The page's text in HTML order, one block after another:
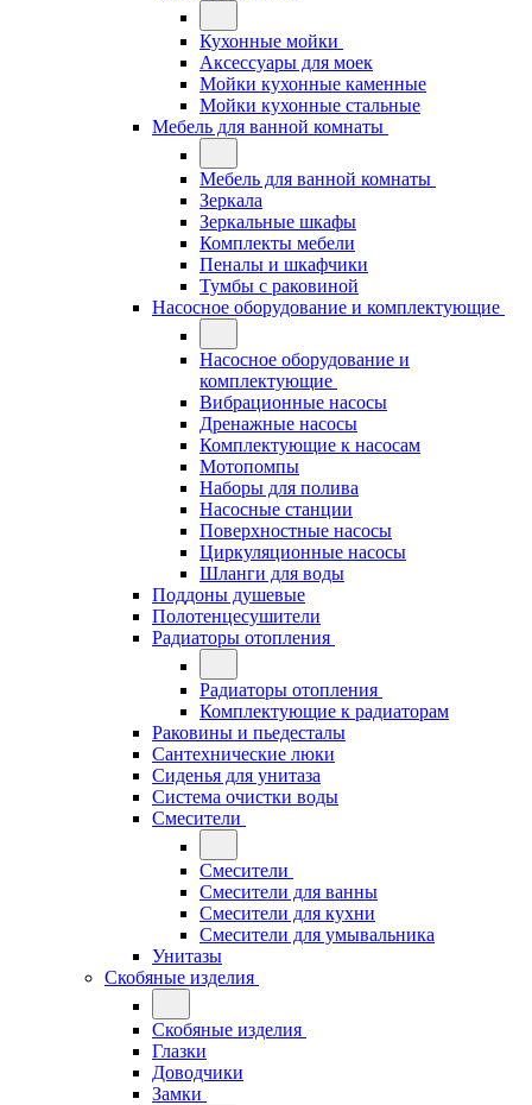
Кухонные мойки
Аксессуары для моек
Мойки кухонные каменные
Мойки кухонные стальные
Мебель для ванной комнаты
Мебель для ванной комнаты
Зеркала
Зеркальные шкафы
Комплекты мебели
Пеналы и шкафчики
Тумбы с раковиной
Насосное оборудование и комплектующие
Насосное оборудование и
комплектующие
Вибрационные насосы
Дренажные насосы
Комплектующие к насосам
Мотопомпы
Наборы для полива
Насосные станции
Поверхностные насосы
Циркуляционные насосы
Шланги для воды
Поддоны душевые
Полотенцесушители
Радиаторы отопления
Радиаторы отопления
Комплектующие к радиаторам
Раковины и пьедесталы
Сантехнические люки
Сиденья для унитаза
Система очистки воды
Смесители
Смесители
Смесители для ванны
Смесители для кухни
Смесители для умывальника
Унитазы
Скобяные изделия
Скобяные изделия
Глазки
Доводчики
Замки